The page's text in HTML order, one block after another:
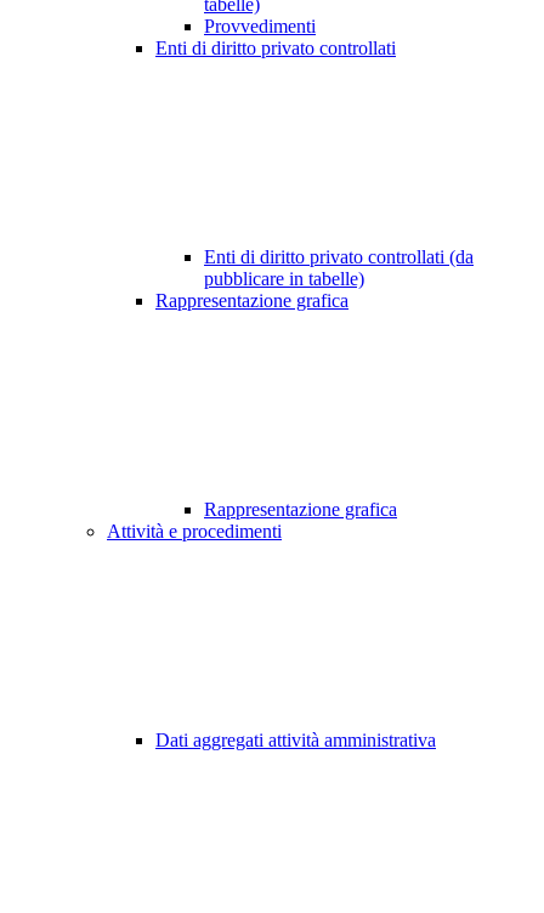
tabelle)
Provvedimenti
Enti di diritto privato controllati
Enti di diritto privato controllati (da
pubblicare in tabelle)
Rappresentazione grafica
Rappresentazione grafica
Attività e procedimenti
Dati aggregati attività amministrativa